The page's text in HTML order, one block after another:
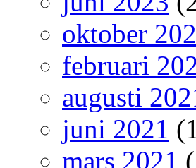
oktober
februari
augusti
juni 2021
mars 2021